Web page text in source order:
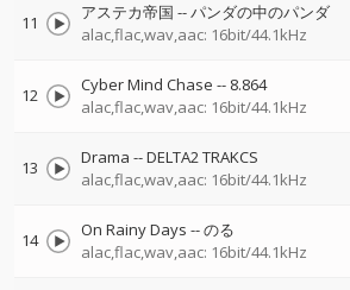
11 アステカ帝国 --パンダの中のパンダ
alac,flac,wav,aac: 16bit/44.1kHz
12 Cyber Mind Chase -- 8.864
alac,flac,wav,aac: 16bit/44.1kHz
13 Drama --DELTA2 TRAKCS
alac,flac,wav,aac: 16bit/44.1kHz
14 On Rainy Days --のる
alac,flac,wav,aac: 16bit/44.1kHz